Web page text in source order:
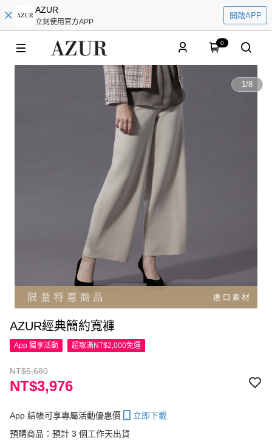
AZUR
立刻使用官方APP
開啟APP
0
1/8
AZUR經典簡約寬褲
App 獨享活動 超取滿NT$2,000免運
NT$5,680
NT$3,976
App 結帳可享專屬活動優惠價
立即下載
預購商品：預計 3 個工作天出貨